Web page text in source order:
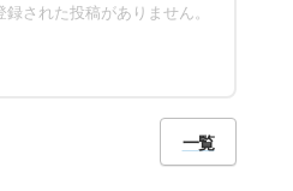
録された投稿がありません。
一覧